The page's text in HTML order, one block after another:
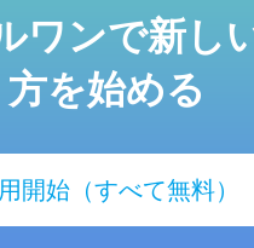
ワンで新し
方を始める
開始（すべて無料）